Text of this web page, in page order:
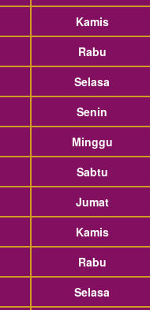
Kamis
Rabu
Selasa
Senin
Minggu
Sabtu
Jumat
Kamis
Rabu
Selasa